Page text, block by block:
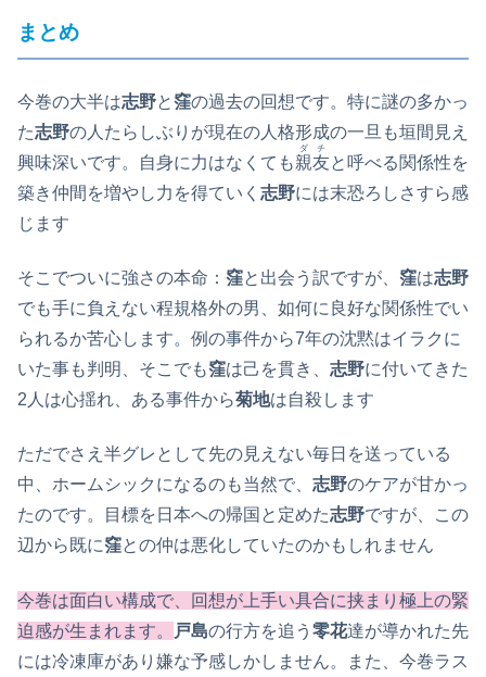
まとめ
今巻の大半は志野と窪の過去の回想です。特に謎の多かっ
た志野の人たらしぶりが現在の人格形成の一旦も垣間見え
興味深いです。自身に力はなくても親友
ダチ
と呼べる関係性を
築き仲間を増やし力を得ていく 志野には末恐ろしさすら感
じます
そこでついに強さの本命： 窪と出会う訳ですが、 窪は志野
でも手に負えない程規格外の男、如何に良好な関係性でい
られるか苦心します。例の事件から7年の沈黙はイラクに
いた事も判明、そこでも窪は己を貫き、 志野に付いてきた
2人は心揺れ、ある事件から菊地は自殺します
ただでさえ半グレとして先の見えない毎日を送っている
中、ホームシックになるのも当然で、 志野のケアが甘かっ
たのです。目標を日本への帰国と定めた志野ですが、この
辺から既に窪との仲は悪化していたのかもしれません
今巻は面白い構成で、回想が上手い具合に挟まり極上の緊
迫感が生まれます。
戸島の行方を追う 零花達が導かれた先
には冷凍庫があり嫌な予感しかしません。また、今巻ラス